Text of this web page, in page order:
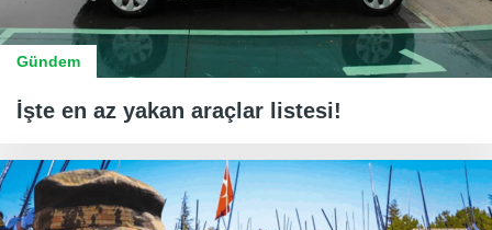
Gündem
İşte en az yakan araçlar listesi!